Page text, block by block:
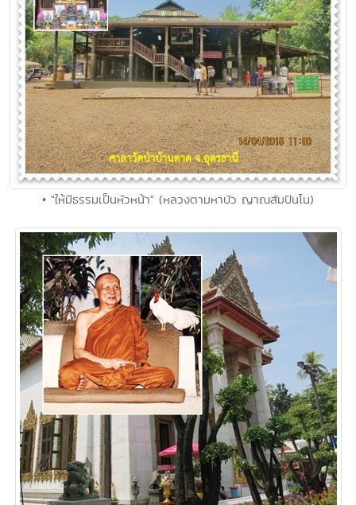
• "ให้มีธรรมเป็นหัวหน้า" (หลวงตามหาบัว ญาณสัมปันโน)